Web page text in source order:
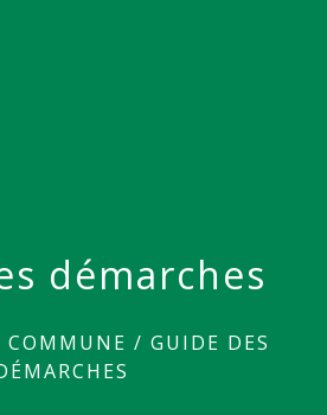
démarches
COMMUNE / GUIDE DES